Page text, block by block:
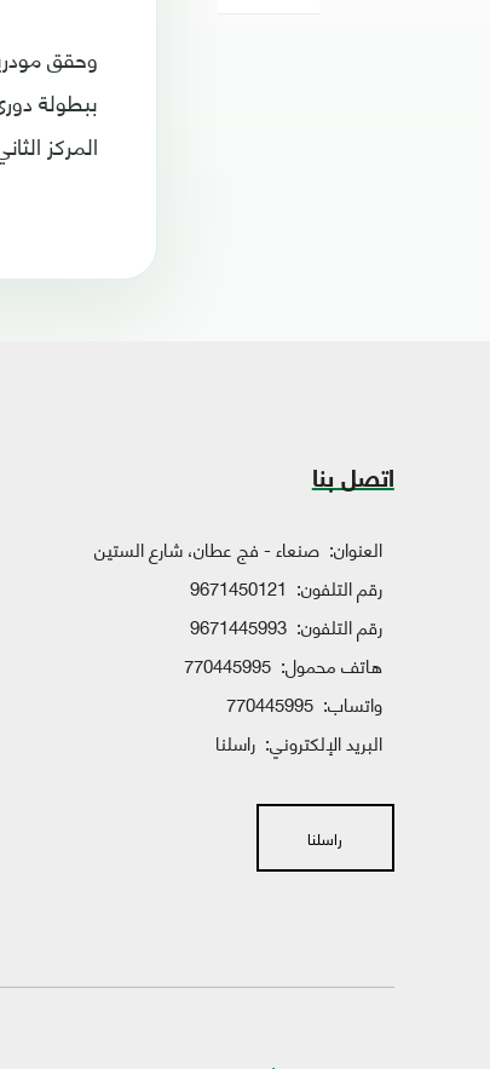
وحقق
ببطولة
المركز
اتصل بنا
العنوان: صنعاء - فج عطان، شارع الستين
رقم التلفون: 9671450121
رقم التلفون: 9671445993
هاتف محمول: 770445995
واتساب: 770445995
البريد الإلكتروني: راسلنا
راسلنا